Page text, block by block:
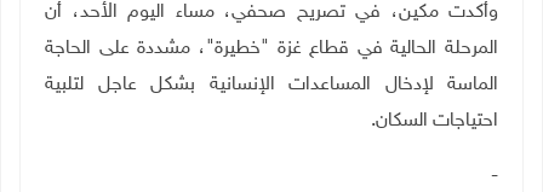
وأكدت مكين، في تصريح صحفي، مساء اليوم الأحد، أن
المرحلة الحالية في قطاع غزة "خطيرة"، مشددة على الحاجة
الماسة لإدخال المساعدات الإنسانية بشكل عاجل لتلبية
احتياجات السكان.
-